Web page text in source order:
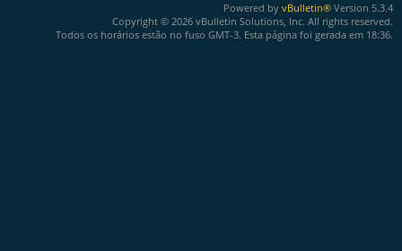
Powered by vBulletin® Version 5.3.4
Copyright © 2026 vBulletin Solutions, Inc. All rights reserved.
Todos os horários estão no fuso GMT-3. Esta página foi gerada em 18:36.